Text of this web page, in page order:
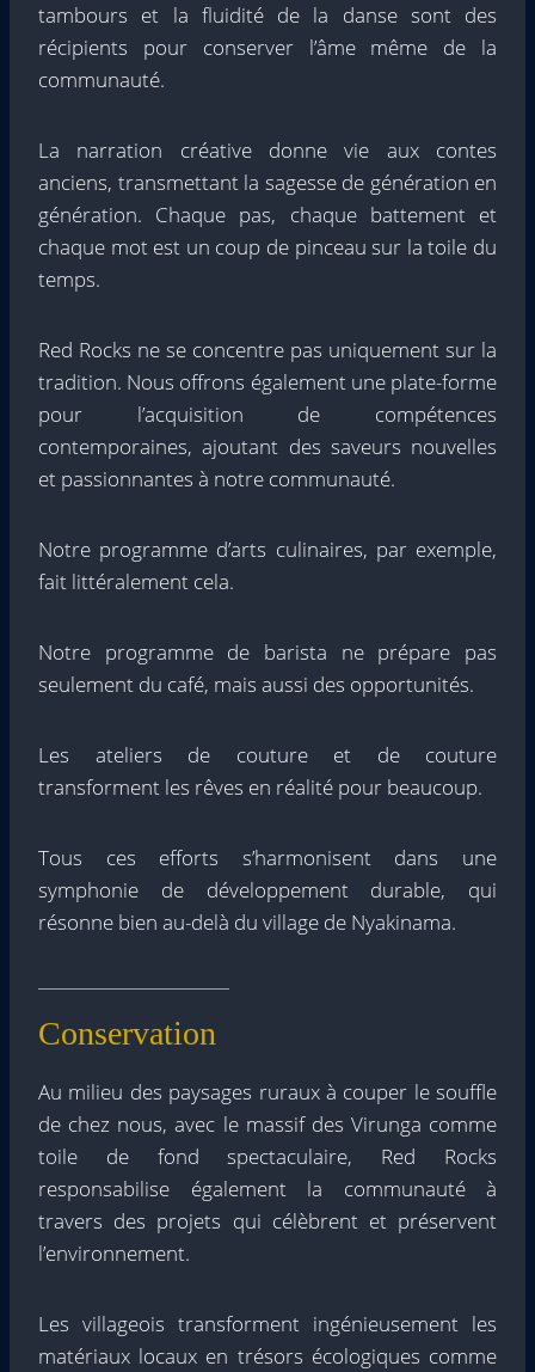
tambours et la fluidité de la danse sont des
récipients pour conserver l’âme même de la
communauté.
La narration créative donne vie aux contes
anciens, transmettant la sagesse de génération en
génération. Chaque pas, chaque battement et
chaque mot est un coup de pinceau sur la toile du
temps.
Red Rocks ne se concentre pas uniquement sur la
tradition. Nous offrons également une plate-forme
pour l’acquisition de compétences
contemporaines, ajoutant des saveurs nouvelles
et passionnantes à notre communauté.
Notre programme d’arts culinaires, par exemple,
fait littéralement cela.
Notre programme de barista ne prépare pas
seulement du café, mais aussi des opportunités.
Les ateliers de couture et de couture
transforment les rêves en réalité pour beaucoup.
Tous ces efforts s’harmonisent dans une
symphonie de développement durable, qui
résonne bien au-delà du village de Nyakinama.
Conservation
Au milieu des paysages ruraux à couper le souffle
de chez nous, avec le massif des Virunga comme
toile de fond spectaculaire, Red Rocks
responsabilise également la communauté à
travers des projets qui célèbrent et préservent
l’environnement.
Les villageois transforment ingénieusement les
matériaux locaux en trésors écologiques comme